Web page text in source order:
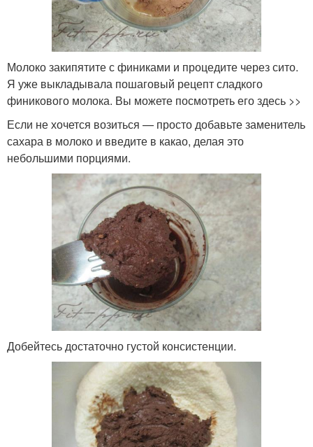
Молоко закипятите с финиками и процедите через сито.
Я уже выкладывала пошаговый рецепт сладкого
финикового молока. Вы можете посмотреть его здесь >>
Если не хочется возиться — просто добавьте заменитель
сахара в молоко и введите в какао, делая это
небольшими порциями.
Добейтесь достаточно густой консистенции.